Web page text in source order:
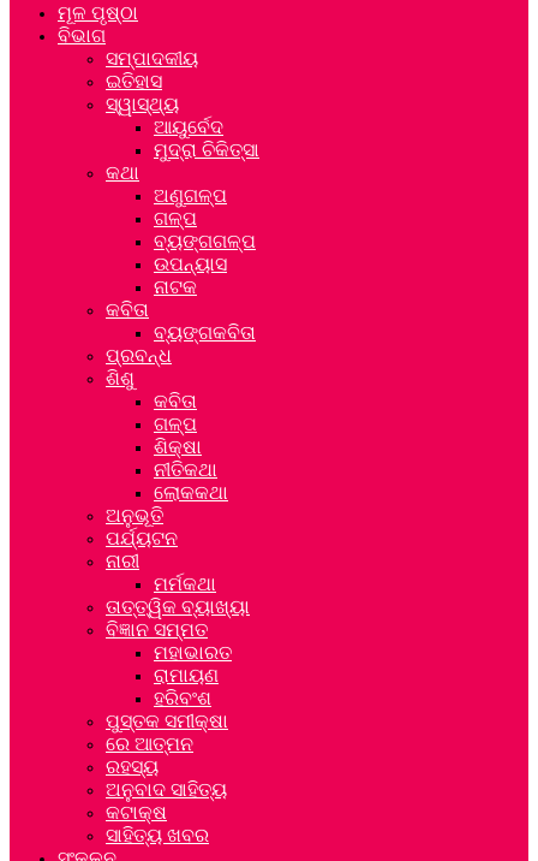
ମୂଳ ପୃଷ୍ଠା
ବିଭାଗ
ସମ୍ପାଦକୀୟ
ଇତିହାସ
ସ୍ୱାସ୍ଥ୍ୟ
ଆୟୁର୍ବେଦ
ମୁଦ୍ରା ଚିକିତ୍ସା
କଥା
ଅଣୁଗଳ୍ପ
ଗଳ୍ପ
ବ୍ୟଙ୍ଗଗଳ୍ପ
ଉପନ୍ୟାସ
ନାଟକ
କବିତା
ବ୍ୟଙ୍ଗକବିତା
ପ୍ରବନ୍ଧ
ଶିଶୁ
କବିତା
ଗଳ୍ପ
ଶିକ୍ଷା
ନୀତିକଥା
ଲୋକକଥା
ଅନୁଭୂତି
ପର୍ଯ୍ୟଟନ
ନାରୀ
ମର୍ମକଥା
ତାତ୍ତ୍ୱିକ ବ୍ୟାଖ୍ୟା
ବିଜ୍ଞାନ ସମ୍ମତ
ମହାଭାରତ
ରାମାୟଣ
ହରିବଂଶ
ପୁସ୍ତକ ସମୀକ୍ଷା
ରେ ଆତ୍ମନ
ରହସ୍ୟ
ଅନୁବାଦ ସାହିତ୍ୟ
କଟାକ୍ଷ
ସାହିତ୍ୟ ଖବର